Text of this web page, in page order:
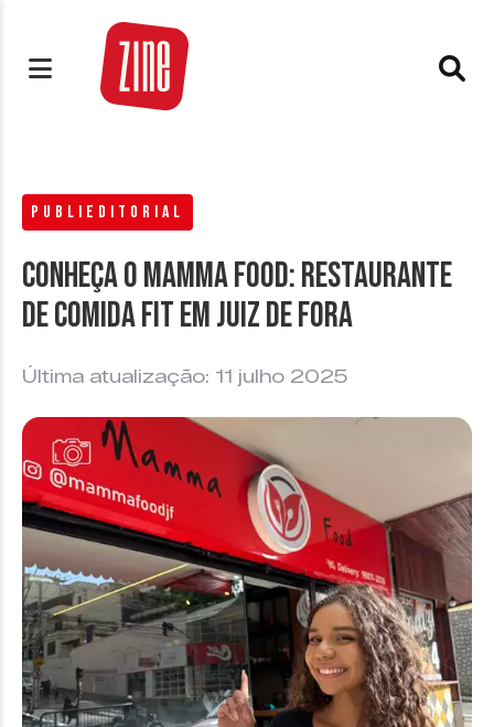
PUBLIEDITORIAL
Conheça o Mamma Food: restaurante
de comida fit em Juiz de Fora
Última atualização: 11 julho 2025